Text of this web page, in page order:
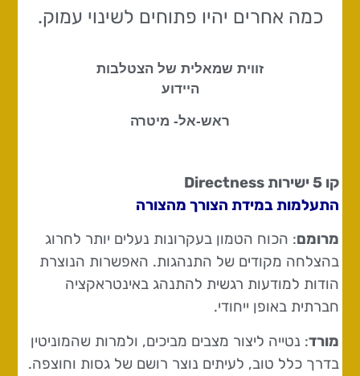
כמה אחרים יהיו פתוחים לשינוי עמוק.
זווית שמאלית של הצטלבות
היידוע
ראש-אל- מיטרה
קו 5 ישירות
Directness
התעלמות במידת הצורך מהצורה
מרומם: הכוח הטמון בעקרונות נעלים יותר לחרוג
בהצלחה מקודים של התנהגות. האפשרות הנוצרת
הודות למודעות רגשית להתנהג באינטראקציה
חברתית באופן ייחודי.
מורד: נטייה ליצור מצבים מביכים, ולמרות שהמוניטין
בדרך כלל טוב, לעיתים נוצר רושם של גסות וחוצפה.